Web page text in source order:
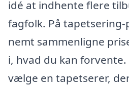
idé at indhente flere
fagfolk. På tapetsering-
nemt sammenligne
i, hvad du kan
vælge en tapetserer,